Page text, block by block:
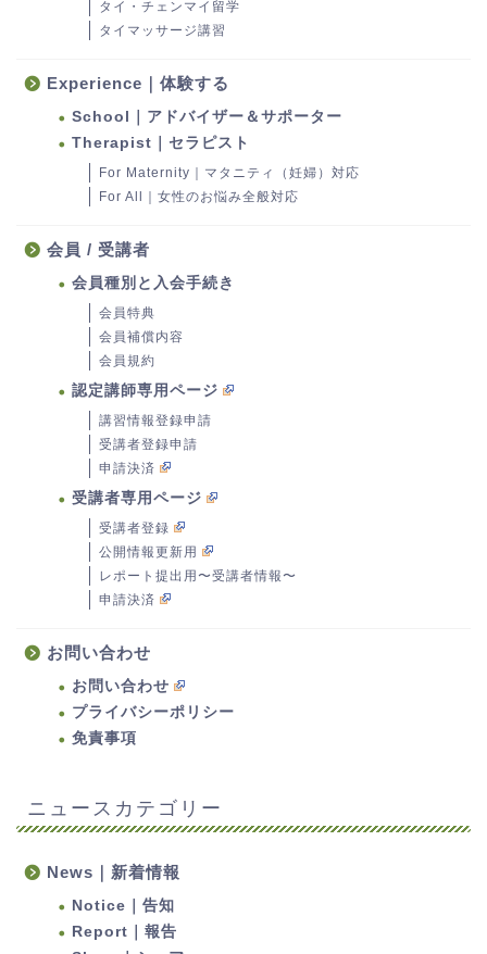
タイ・チェンマイ留学
タイマッサージ講習
Experience｜体験する
School｜アドバイザー＆サポーター
Therapist｜セラピスト
For Maternity｜マタニティ（妊婦）対応
For All｜女性のお悩み全般対応
会員 / 受講者
会員種別と入会手続き
会員特典
会員補償内容
会員規約
認定講師専用ページ
講習情報登録申請
受講者登録申請
申請決済
受講者専用ページ
受講者登録
公開情報更新用
レポート提出用〜受講者情報〜
申請決済
お問い合わせ
お問い合わせ
プライバシーポリシー
免責事項
ニュースカテゴリー
News｜新着情報
Notice｜告知
Report｜報告